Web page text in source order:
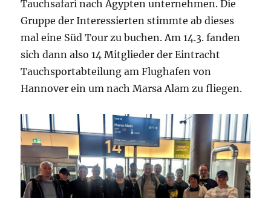
Tauchsafari nach Ägypten unternehmen. Die
Gruppe der Interessierten stimmte ab dieses
mal eine Süd Tour zu buchen. Am 14.3. fanden
sich dann also 14 Mitglieder der Eintracht
Tauchsportabteilung am Flughafen von
Hannover ein um nach Marsa Alam zu fliegen.